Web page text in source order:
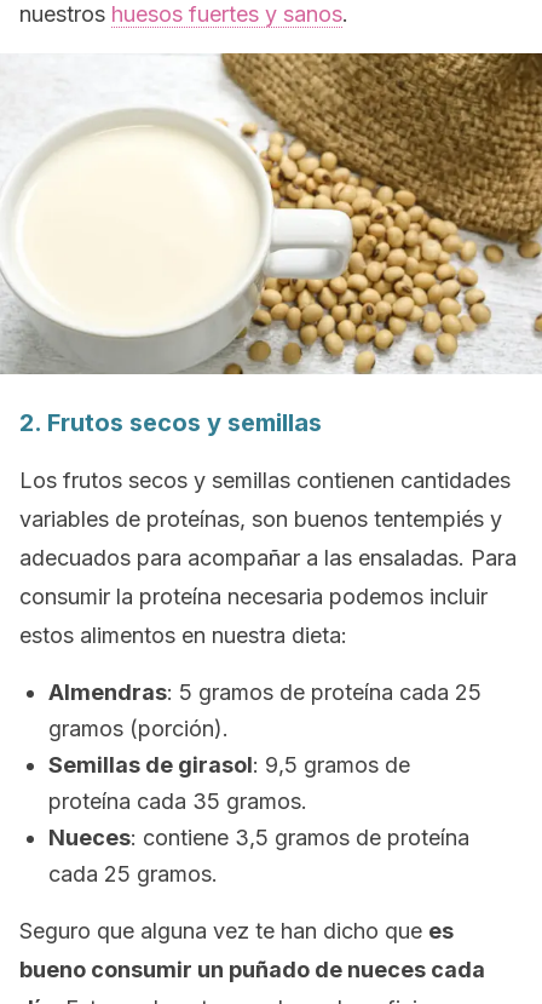
nuestros huesos fuertes y sanos.
2. Frutos secos y semillas
Los frutos secos y semillas contienen cantidades
variables de proteínas, son buenos tentempiés y
adecuados para acompañar a las ensaladas. Para
consumir la proteína necesaria podemos incluir
estos alimentos en nuestra dieta:
Almendras: 5 gramos de proteína cada 25
gramos (porción).
Semillas de girasol: 9,5 gramos de
proteína cada 35 gramos.
Nueces: contiene 3,5 gramos de proteína
cada 25 gramos.
Seguro que alguna vez te han dicho que es
bueno consumir un puñado de nueces cada